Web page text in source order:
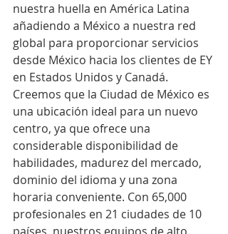
nuestra huella en América Latina
añadiendo a México a nuestra red
global para proporcionar servicios
desde México hacia los clientes de EY
en Estados Unidos y Canadá.
Creemos que la Ciudad de México es
una ubicación ideal para un nuevo
centro, ya que ofrece una
considerable disponibilidad de
habilidades, madurez del mercado,
dominio del idioma y una zona
horaria conveniente. Con 65,000
profesionales en 21 ciudades de 10